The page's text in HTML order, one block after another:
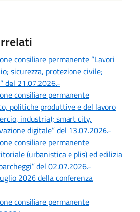
consiliare permanente “Lavori
sicurezza, protezione civile;
del 21.07.2026.-
consiliare permanente
politiche produttive e del lavoro
industria); smart city,
digitale” del 13.07.2026.-
consiliare permanente
(urbanistica e plis) ed edilizia
del 02.07.2026.-
2026 della conferenza
consiliare permanente